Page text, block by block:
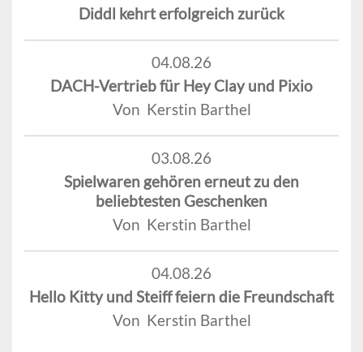
Diddl kehrt erfolgreich zurück
04.08.26
DACH-Vertrieb für Hey Clay und Pixio
Von Kerstin Barthel
03.08.26
Spielwaren gehören erneut zu den
beliebtesten Geschenken
Von Kerstin Barthel
04.08.26
Hello Kitty und Steiff feiern die Freundschaft
Von Kerstin Barthel